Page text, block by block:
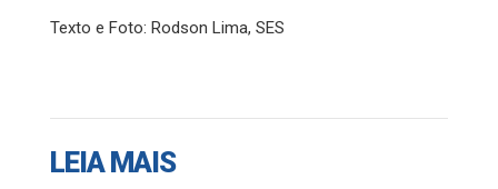
Texto e Foto: Rodson Lima, SES
LEIA MAIS